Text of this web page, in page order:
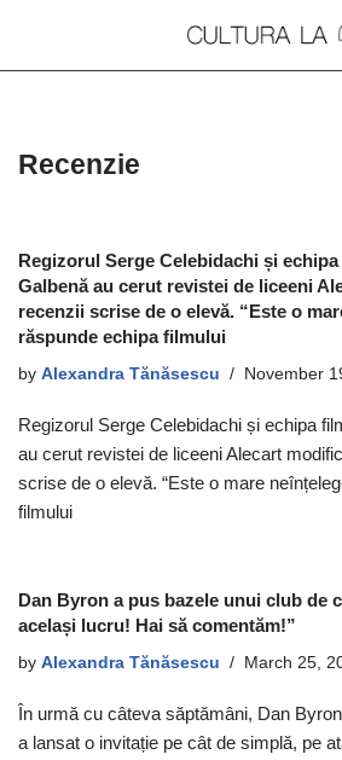
Recenzie
Regizorul Serge Celebidachi și
Galbenă au cerut revistei de liceeni
recenzii scrise de o elevă. “Este o
răspunde echipa filmului
by Alexandra Tănăsescu November
Regizorul Serge Celebidachi și echipa
au cerut revistei de liceeni Alecart
scrise de o elevă. “Este o mare
filmului
Dan Byron a pus bazele unui club de
același lucru! Hai să comentăm!”
by Alexandra Tănăsescu March 25,
În urmă cu câteva săptămâni, Dan
a lansat o invitație pe cât de simplă, pe